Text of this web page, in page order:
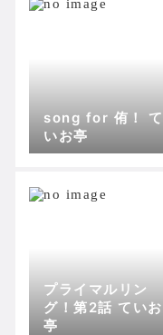
song for 侑！ て
いお亭
プライマルリン
グ！第2話 ていお
亭